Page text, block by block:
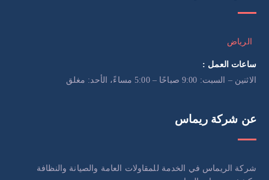
الرياض
ساعات العمل :
الاثنين – السبت: 9:00 صباحًا – 5:00 مساءً، الأحد: مغلق
عن شركة ريماس
شركة الريماس في الخدمة للمقاولات العامة والصيانة والنظافة